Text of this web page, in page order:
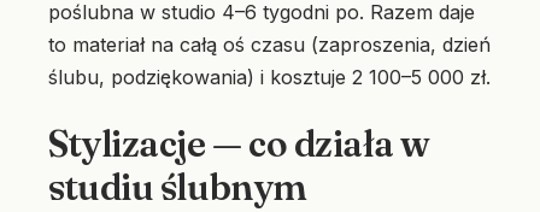
poślubna w studio 4–6 tygodni po. Razem daje
to materiał na całą oś czasu (zaproszenia, dzień
ślubu, podziękowania) i kosztuje 2 100–5 000 zł.
Stylizacje — co działa w
studiu ślubnym